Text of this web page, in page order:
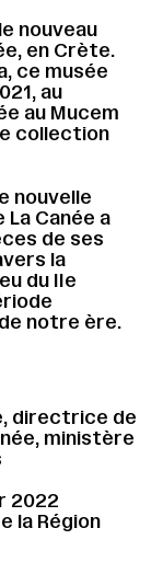
nouveau
en Crète.
ce musée
au
au Mucem
collection
nouvelle
Canée a
de ses
la
du IIe
notre ère.
directrice de
ministère
2022
la Région